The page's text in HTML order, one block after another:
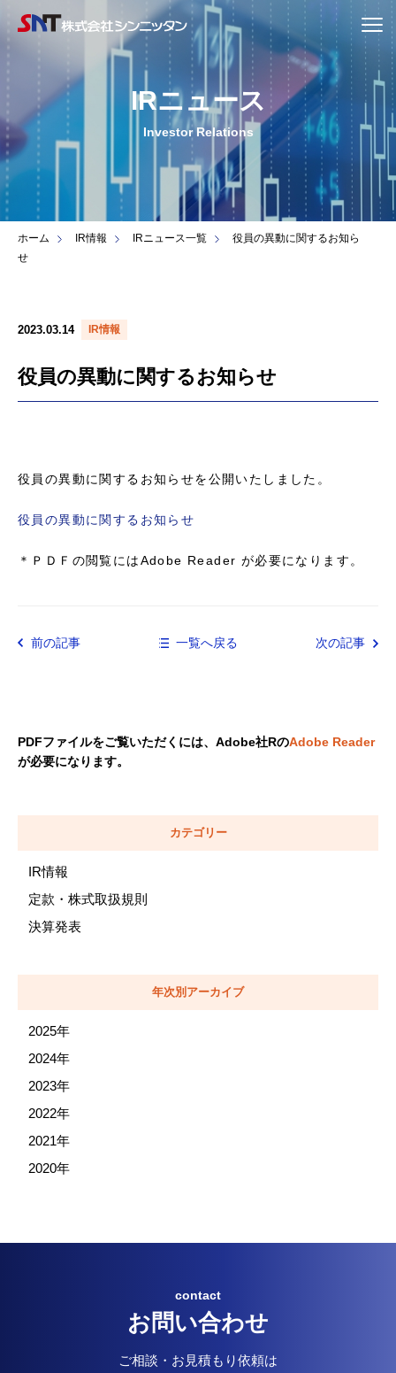
IRニュース
Investor Relations
ホーム IR情報 IRニュース一覧
役員の異動に関するお知ら
せ
2023.03.14 IR情報
役員の異動に関するお知らせ
役員の異動に関するお知らせを公開いたしました。
役員の異動に関するお知らせ
＊ＰＤＦの閲覧にはAdobe Reader が必要になります。
前の記事 一覧へ戻る 次の記事
PDFファイルをご覧いただくには、Adobe社RのAdobe Reader
が必要になります。
カテゴリー
IR情報
定款・株式取扱規則
決算発表
年次別アーカイブ
2025年
2024年
2023年
2022年
2021年
2020年
contact
お問い合わせ
ご相談・お見積もり依頼は